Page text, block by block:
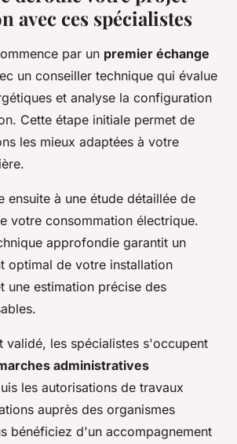
avec ces spécialistes
par un premier échange
un conseiller technique qui évalue
et analyse la configuration
Cette étape initiale permet de
les mieux adaptées à votre
ensuite à une étude détaillée de
votre consommation électrique.
approfondie garantit un
optimal de votre installation
une estimation précise des
validé, les spécialistes s'occupent
administratives
les autorisations de travaux
auprès des organismes
bénéficiez d'un accompagnement